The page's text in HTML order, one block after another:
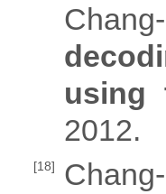
using
2012.
[18]